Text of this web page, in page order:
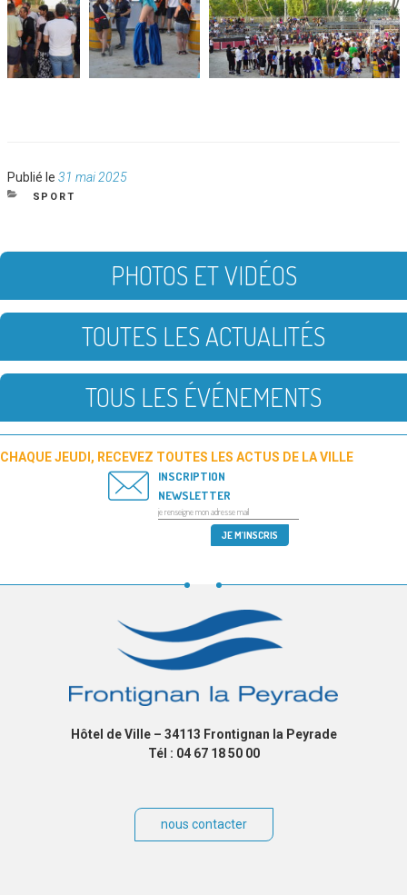
Publié le Publié
le
31 mai 2025
CATÉGORIES
SPORT
PHOTOS ET VIDÉOS
TOUTES LES ACTUALITÉS
TOUS LES ÉVÉNEMENTS
CHAQUE JEUDI, RECEVEZ TOUTES LES ACTUS DE LA VILLE
INSCRIPTION
NEWSLETTER
Hôtel de Ville – 34113 Frontignan la Peyrade
Tél : 04 67 18 50 00
nous contacter